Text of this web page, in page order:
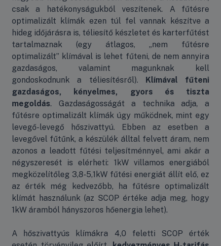
csak a hatékonyságukból veszítenek. A fűtésre
optimalizált klímák ezen túl fel vannak készítve a
hideg időjárásra is, téliesítő készletet és karterfűtést
tartalmaznak (egy átlagos, „nem fűtésre
optimalizált” klímával is lehet fűteni, de nem annyira
gazdaságos, valamint magunknak kell
gondoskodnunk a téliesítésről).
Klímával fűteni
gazdaságos, kényelmes, gyors és tiszta
megoldás. Gazdaságosságát a technika adja, a
fűtésre optimalizált klímák úgy működnek, mint egy
levegő-levegő hőszivattyú. Ebben az esetben a
levegővel fűtűnk, a készülék álltal felvett áram, nem
azonos a leadott fűtési teljesítménnyel, ami akár a
négyszeresét is elérheti: 1kW villamos energiából
megközelítőleg 3,8-5,1kW fűtési energiát állít elő, ez
az érték még kedvezőbb, ha fűtésre optimalizált
klímát használunk (az SCOP értéke adja meg, hogy
1kW áramból hányszoros hőenergia lehet).
A hőszivattyús klímákra 4,0 feletti SCOP érték